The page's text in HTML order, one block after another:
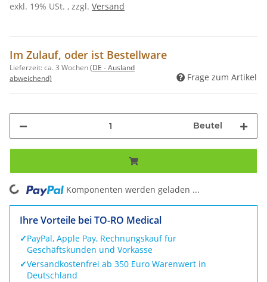
exkl. 19% USt. , zzgl. Versand
Im Zulauf, oder ist Bestellware
Lieferzeit:ca. 3 Wochen(DE - Ausland
abweichend)
Frage zum Artikel
Beutel
Komponenten werden geladen ...
Ihre Vorteile bei TO-RO Medical
✓PayPal, Apple Pay, Rechnungskauf für
Geschäftskunden und Vorkasse
✓Versandkostenfrei ab 350 Euro Warenwert in
Deutschland